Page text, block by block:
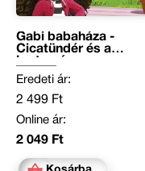
Gabi babaháza -
Cicatündér és a
Eredeti ár:
2 499 Ft
Online ár:
2 049 Ft